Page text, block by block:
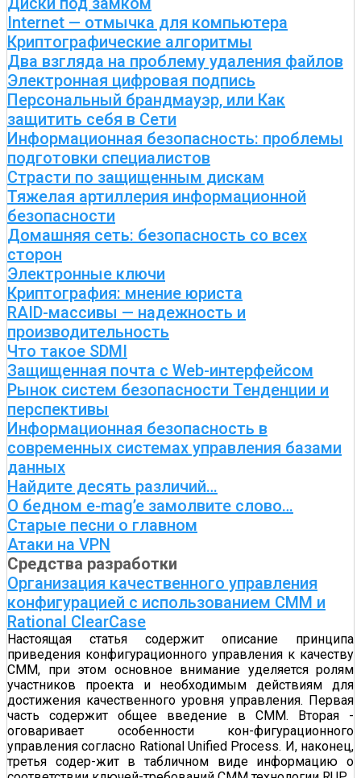
Internet — отмычка для компьютера
Криптографические алгоритмы
Два взгляда на проблему удаления файлов
Электронная цифровая подпись
Персональный брандмауэр, или Как
защитить себя в Сети
Информационная безопасность: проблемы
подготовки специалистов
Страсти по защищенным дискам
Тяжелая артиллерия информационной
безопасности
Домашняя сеть: безопасность со всех
сторон
Электронные ключи
Криптография: мнение юриста
RAID-массивы — надежность и
производительность
Что такое SDMI
Защищенная почта с Web-интерфейсом
Рынок систем безопасности Тенденции и
перспективы
Информационная безопасность в
современных системах управления базами
данных
Найдите десять различий…
О бедном e-mag’e замолвите слово…
Старые песни о главном
Атаки на VPN
Средства разработки
Организация качественного управления
конфигурацией с использованием CMM и
Rational ClearCase
Настоящая статья содержит описание принципа
приведения конфигурационного управления к качеству
CMM, при этом основное внимание уделяется ролям
участников проекта и необходимым действиям для
достижения качественного уровня управления. Первая
часть содержит общее введение в СММ. Вторая -
оговаривает особенности кон-фигурационного
управления согласно Rational Unified Process. И, наконец,
третья содер-жит в табличном виде информацию о